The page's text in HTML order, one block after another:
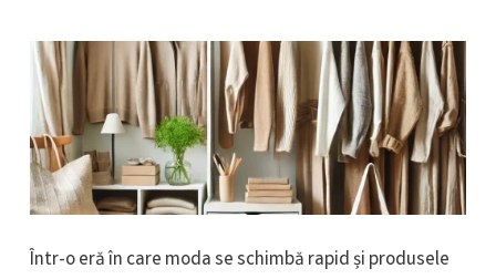
Într-o eră în care moda se schimbă rapid și produsele